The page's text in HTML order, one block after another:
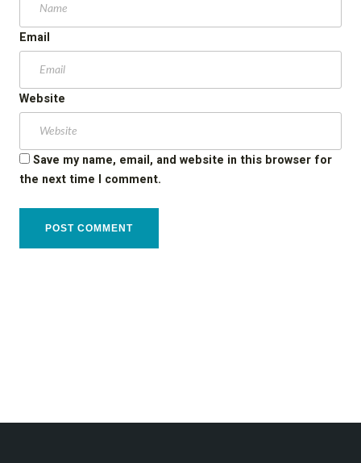
Email
Website
Save my name, email, and website in this browser for
the next time I comment.